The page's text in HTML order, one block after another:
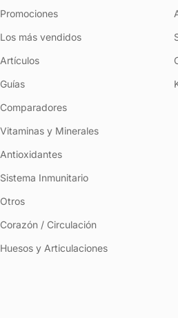
Promociones
Los más vendidos
Artículos
Guías
Comparadores
Vitaminas y Minerales
Antioxidantes
Sistema Inmunitario
Otros
Corazón / Circulación
Huesos y Articulaciones